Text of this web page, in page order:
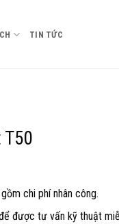
TIN TỨC
chi phí nhân công.
được tư vấn kỹ thuật